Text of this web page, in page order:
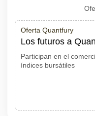
Oferta Quantfury
Los futuros a
Participan en el
índices bursátiles